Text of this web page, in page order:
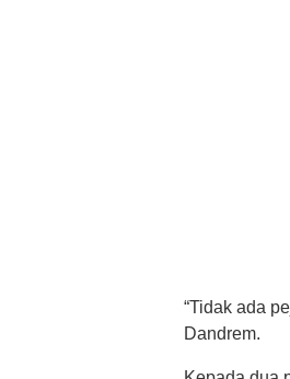
“Tidak ada
Dandrem.